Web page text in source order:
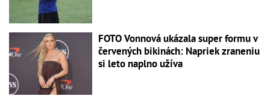
FOTO Vonnová ukázala super formu v
červených bikinách: Napriek zraneniu
si leto naplno užíva